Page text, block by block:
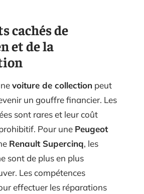
cachés de
et de la
voiture de collection peut
un gouffre financier. Les
sont rares et leur coût
Pour une Peugeot
Renault Supercinq, les
sont de plus en plus
Les compétences
effectuer les réparations